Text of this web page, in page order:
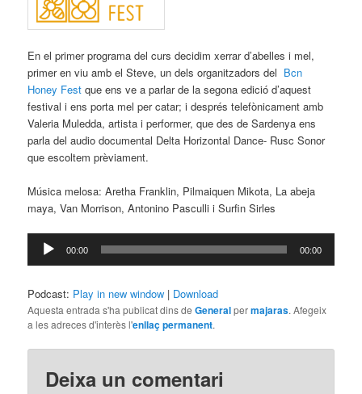
En el primer programa del curs decidim xerrar d’abelles i mel,
primer en viu amb el Steve, un dels organitzadors del Bcn
Honey Fest que ens ve a parlar de la segona edició d’aquest
festival i ens porta mel per catar; i després telefònicament amb
Valeria Muledda, artista i performer, que des de Sardenya ens
parla del audio documental Delta Horizontal Dance- Rusc Sonor
que escoltem prèviament.
Música melosa: Aretha Franklin, Pilmaiquen Mikota, La abeja
maya, Van Morrison, Antonino Pasculli i Surfin Sirles
Reproductor
d'àudio
00:00 00:00
Podcast: Play in new window | Download
Aquesta entrada s'ha publicat dins deGeneralpermajaras. Afegeix
a les adreces d'interès l'enllaç permanent.
Deixa un comentari